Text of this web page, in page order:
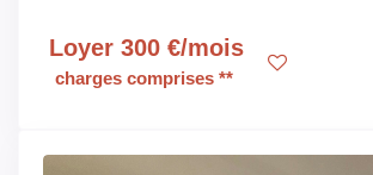
Loyer 300 €/mois
charges comprises **